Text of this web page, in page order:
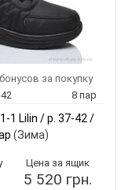
за покупку
8 пар
1 Lilin / p. 37-42 /
(Зима)
Цена за ящик
5 520 грн.